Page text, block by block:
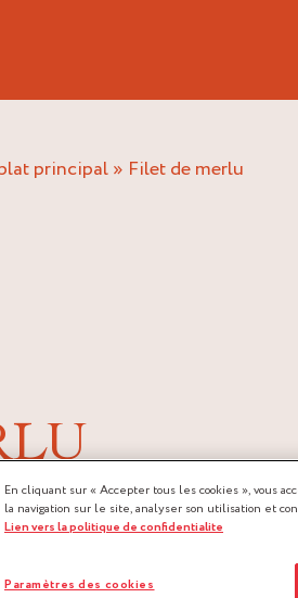
principal» filet de merlu
En cliquant sur « Accepter tous les cookies », vous
la navigation sur le site, analyser son utilisation et
Lien vers la politique de confidentialite
Paramètres des cookies